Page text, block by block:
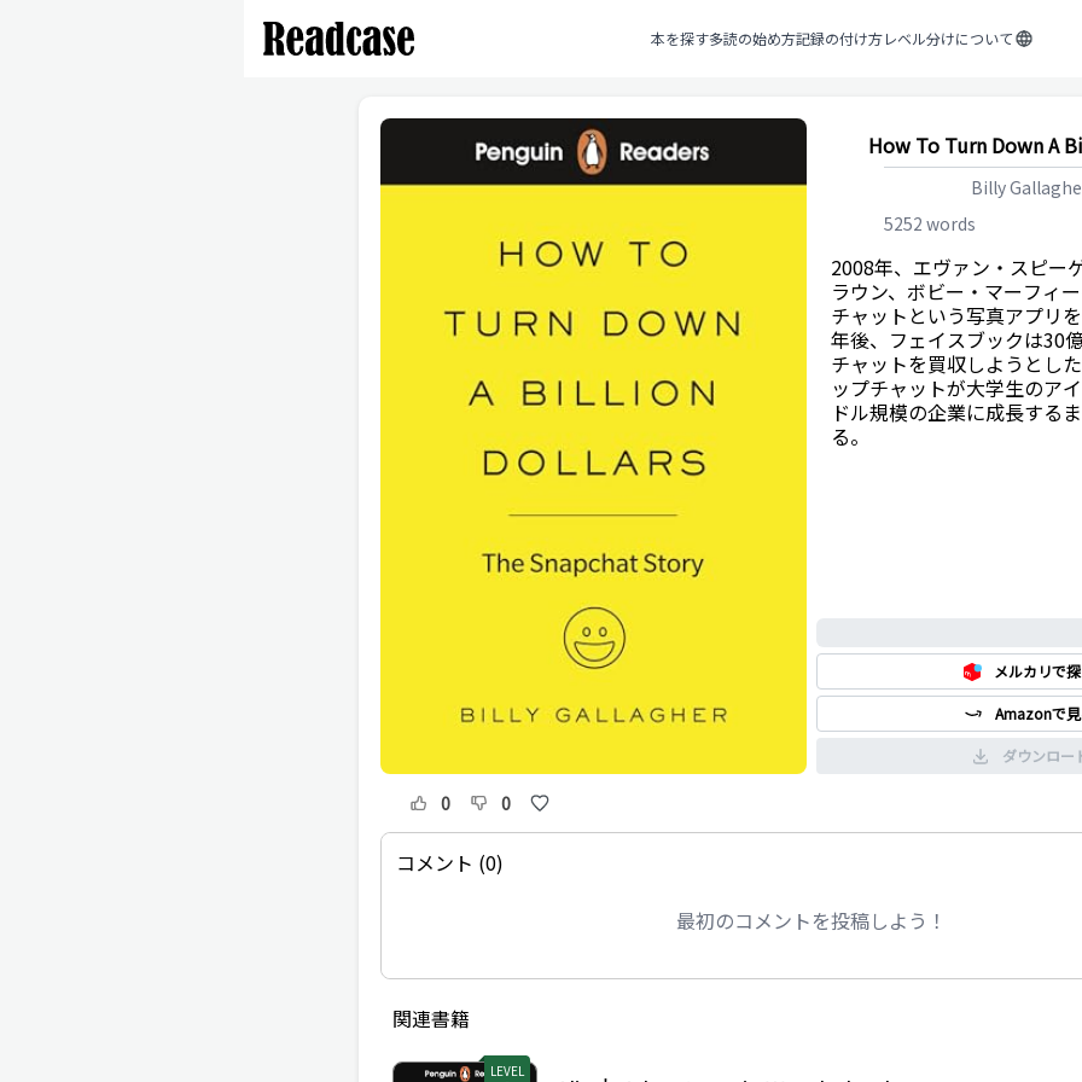
本を探す多読の始め方記録の付け方レベル分けについて
How To Turn Down A
Billy
5252 words
2008年、エヴァン・スピー
ラウン、ボビー・マーフィ
チャットという写真アプリ
年後、フェイスブックは30
チャットを買収しようとし
ップチャットが大学生のア
ドル規模の企業に成長する
る。
メルカリで
Amazonで
ダウンロー
0 0
コメント (0)
最初のコメントを投稿しよう！
関連書籍
LEVEL